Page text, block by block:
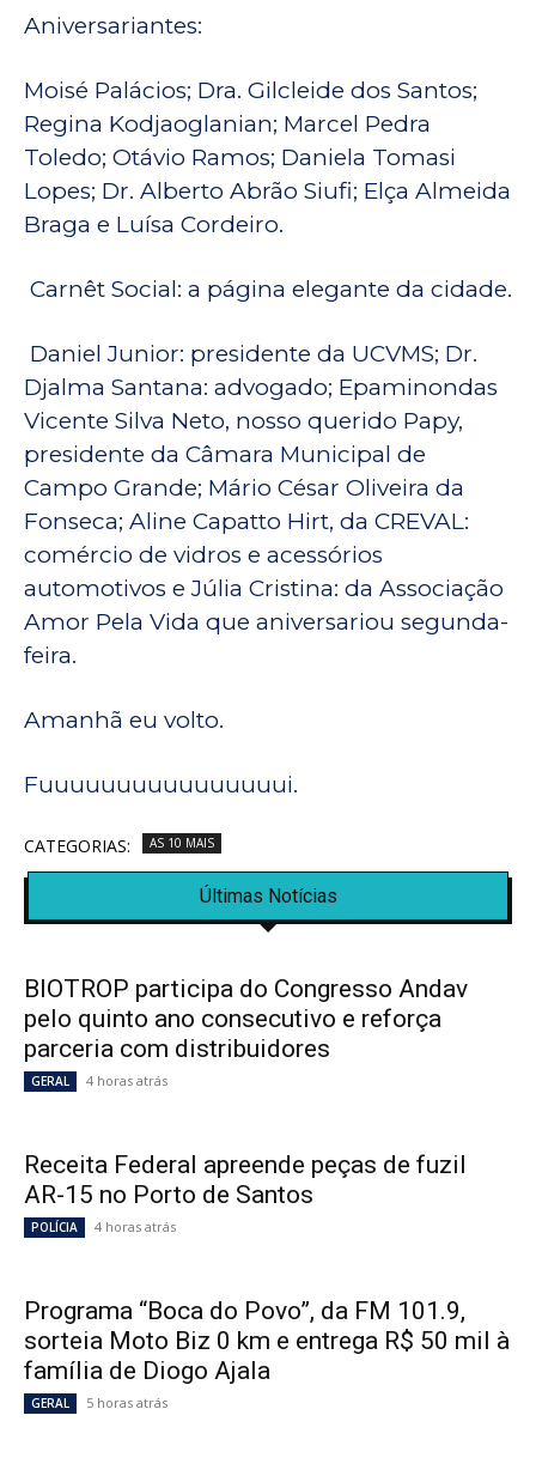
Aniversariantes:
Moisé Palácios; Dra. Gilcleide dos Santos;
Regina Kodjaoglanian; Marcel Pedra
Toledo; Otávio Ramos; Daniela Tomasi
Lopes; Dr. Alberto Abrão Siufi; Elça Almeida
Braga e Luísa Cordeiro.
Carnêt Social: a página elegante da cidade.
Daniel Junior: presidente da UCVMS; Dr.
Djalma Santana: advogado; Epaminondas
Vicente Silva Neto, nosso querido Papy,
presidente da Câmara Municipal de
Campo Grande; Mário César Oliveira da
Fonseca; Aline Capatto Hirt, da CREVAL:
comércio de vidros e acessórios
automotivos e Júlia Cristina: da Associação
Amor Pela Vida que aniversariou segunda-
feira.
Amanhã eu volto.
Fuuuuuuuuuuuuuuuui.
CATEGORIAS: AS 10 MAIS
Últimas Notícias
BIOTROP participa do Congresso Andav
pelo quinto ano consecutivo e reforça
parceria com distribuidores
GERAL 4 horas atrás
Receita Federal apreende peças de fuzil
AR-15 no Porto de Santos
POLÍCIA 4 horas atrás
Programa “Boca do Povo”, da FM 101.9,
sorteia Moto Biz 0 km e entrega R$ 50 mil à
família de Diogo Ajala
GERAL 5 horas atrás